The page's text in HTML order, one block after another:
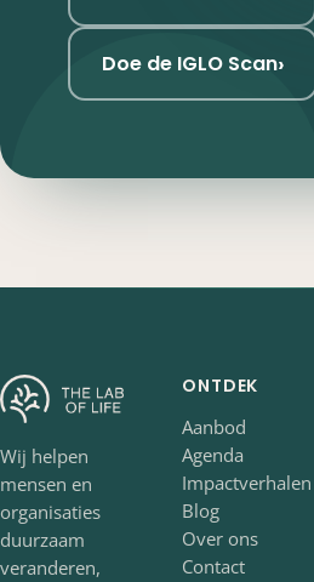
Doe de IGLO Scan›
Wij helpen
mensen en
organisaties
duurzaam
veranderen,
ONTDEK
Aanbod
Agenda
Impactverhalen
Blog
Over ons
Contact